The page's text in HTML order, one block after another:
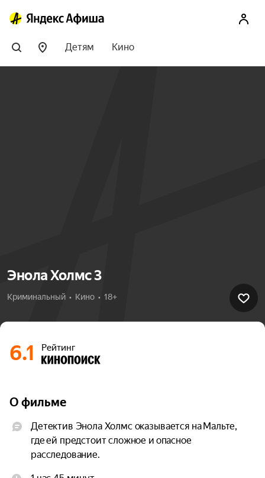
Детям Кино
Энола Холмс 3
Криминальный  •  Кино  •  18+
6.1 Рейтинг
О фильме
Детектив Энола Холмс оказывается на Мальте,
где ей предстоит сложное и опасное
расследование.